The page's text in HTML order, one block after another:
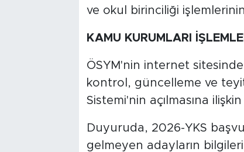
ve okul birinciliği
KAMU KURUMLARI
ÖSYM'nin internet
kontrol, güncelleme ve
Sistemi'nin açılmasına
Duyuruda, 2026-YKS
gelmeyen adayların